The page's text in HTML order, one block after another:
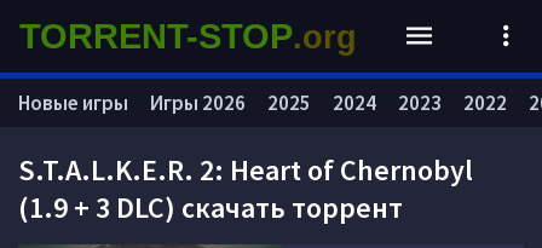
S.T.A.L.K.E.R. 2: Heart of Chernobyl
(1.9 + 3 DLC) скачать торрент
Новые игры Игры 2026 2025 2024 2023 2022
TORRENT-STOP.org